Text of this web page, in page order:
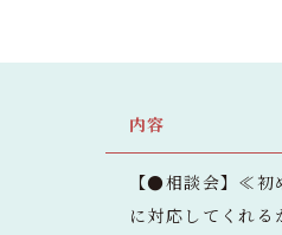
内容
【●相談会】≪初
に対応してくれ